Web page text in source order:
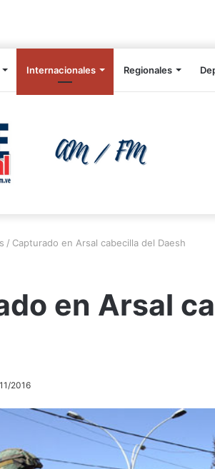
Internacionales Regionales
/ Capturado en Arsal cabecilla del Daesh
en Arsal
2016